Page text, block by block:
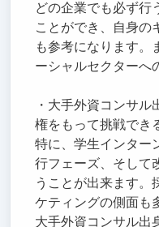
どの企業でも必ず行
ことができ、自身の
も参考になります。
ーシャルセクターへ
・大手外資コンサ
権をもって挑戦でき
特に、学生インター
行フェーズ、そして
うことが出来ます。
ケティングの側面も
大手外資コンサル出